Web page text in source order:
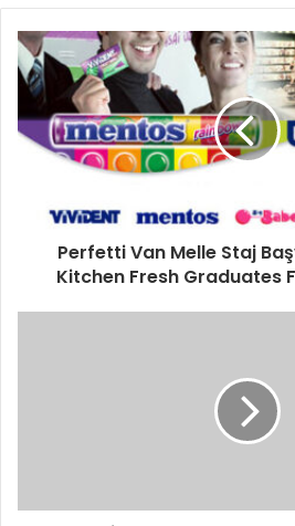
Perfetti Van Melle Staj
Kitchen Fresh Graduates